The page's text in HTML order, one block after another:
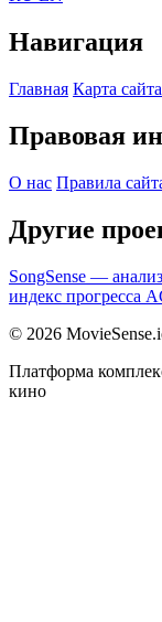
Навигация
Главная Карта сайта
Правовая
О нас Правила
Другие
SongSense —
индекс прогресса
© 2026
Платформа
кино